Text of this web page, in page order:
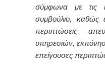
σύμφωνα με τις
συμβούλιο, καθώς
περιπτώσεις
υπηρεσιών,
επείγουσες